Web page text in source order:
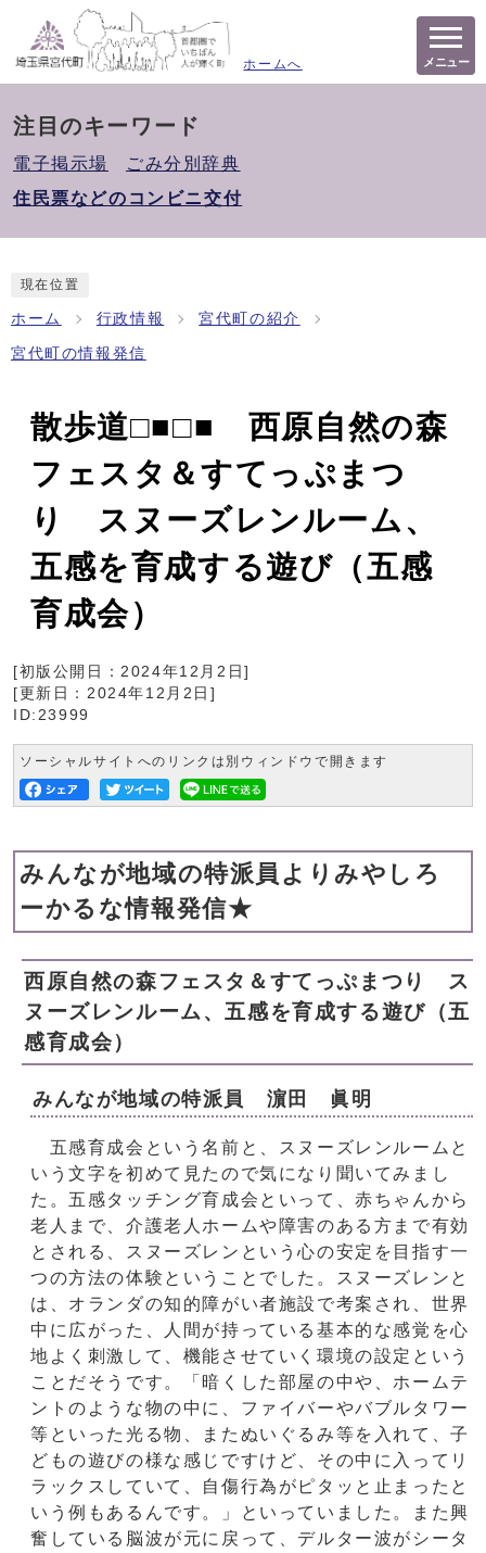
ホームへ メニュー
注目のキーワード
電子掲示場
ごみ分別辞典
住民票などのコンビニ交付
現在位置
ホーム 行政情報 宮代町の紹介
宮代町の情報発信
散歩道□■□■ 西原自然の森
フェスタ＆すてっぷまつ
り スヌーズレンルーム、
五感を育成する遊び（五感
育成会）
[初版公開日：2024年12月2日]
[更新日： 2024年12月2日 ]
ID:23999
ソーシャルサイトへのリンクは別ウィンドウで開きます
みんなが地域の特派員よりみやしろ
ーかるな情報発信★
西原自然の森フェスタ＆すてっぷまつり ス
ヌーズレンルーム、五感を育成する遊び（五
感育成会）
みんなが地域の特派員 濵田 眞明
五感育成会という名前と、スヌーズレンルームと
いう文字を初めて見たので気になり聞いてみまし
た。五感タッチング育成会といって、赤ちゃんから
老人まで、介護老人ホームや障害のある方まで有効
とされる、スヌーズレンという心の安定を目指す一
つの方法の体験ということでした。スヌーズレンと
は、オランダの知的障がい者施設で考案され、世界
中に広がった、人間が持っている基本的な感覚を心
地よく刺激して、機能させていく環境の設定という
ことだそうです。「暗くした部屋の中や、ホームテ
ントのような物の中に、ファイバーやバブルタワー
等といった光る物、またぬいぐるみ等を入れて、子
どもの遊びの様な感じですけど、その中に入ってリ
ラックスしていて、自傷行為がピタッと止まったと
いう例もあるんです。」といっていました。また興
奮している脳波が元に戻って、デルター波がシータ